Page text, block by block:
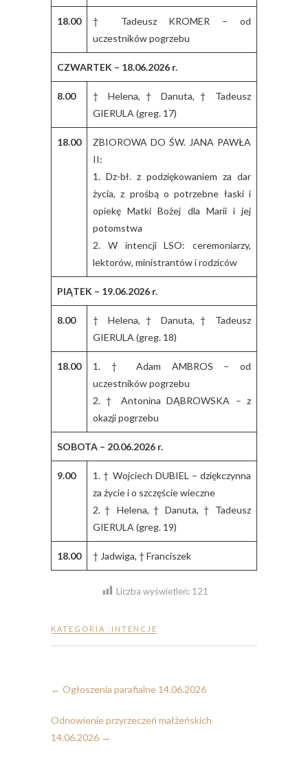
18.00
† Tadeusz KROMER – od
uczestników pogrzebu
CZWARTEK – 18.06.2026 r.
8.00
† Helena, † Danuta, † Tadeusz
GIERULA (greg. 17)
18.00
ZBIOROWA DO ŚW. JANA PAWŁA
II:
1. Dz-bł. z podziękowaniem za dar
życia, z prośbą o potrzebne łaski i
opiekę Matki Bożej dla Marii i jej
potomstwa
2. W intencji LSO: ceremoniarzy,
lektorów, ministrantów i rodziców
PIĄTEK – 19.06.2026 r.
8.00
† Helena, † Danuta, † Tadeusz
GIERULA (greg. 18)
18.00
1. † Adam AMBROS – od
uczestników pogrzebu
2. † Antonina DĄBROWSKA – z
okazji pogrzebu
SOBOTA – 20.06.2026 r.
9.00
1. † Wojciech DUBIEL – dziękczynna
za życie i o szczęście wieczne
2. † Helena, † Danuta, † Tadeusz
GIERULA (greg. 19)
18.00 † Jadwiga, † Franciszek
Liczba wyświetleń: 121
KATEGORIA : INTENCJE
← Ogłoszenia parafialne 14.06.2026
Odnowienie przyrzeczeń małżeńskich
14.06.2026 →